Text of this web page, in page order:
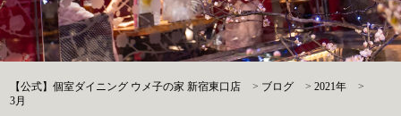
【公式】個室ダイニング ウメ子の家 新宿東口店 > ブログ >2021年
>
3月